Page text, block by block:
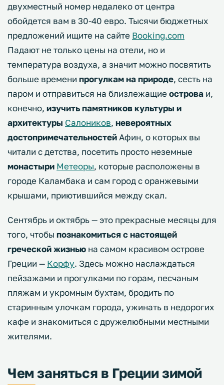
двухместный номер недалеко от центра
обойдется вам в 30-40 евро. Тысячи бюджетных
предложений ищите на сайте Booking.com
Падают не только цены на отели, но и
температура воздуха, а значит можно посвятить
больше времени прогулкам на природе, сесть на
паром и отправиться на близлежащие острова и,
конечно, изучить памятников культуры и
архитектуры Салоников, невероятных
достопримечательностей Афин, о которых вы
читали с детства, посетить просто неземные
монастыри Метеоры, которые расположены в
городе Каламбака и сам город с оранжевыми
крышами, приютившийся между скал.
Сентябрь и октябрь — это прекрасные месяцы для
того, чтобы познакомиться с настоящей
греческой жизнью на самом красивом острове
Греции — Корфу. Здесь можно наслаждаться
пейзажами и прогулками по горам, песчаным
пляжам и укромным бухтам, бродить по
старинным улочкам города, ужинать в недорогих
кафе и знакомиться с дружелюбными местными
жителями.
Чем заняться в Греции зимой